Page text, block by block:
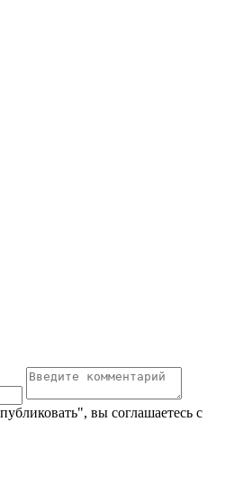
вы соглашаетесь с